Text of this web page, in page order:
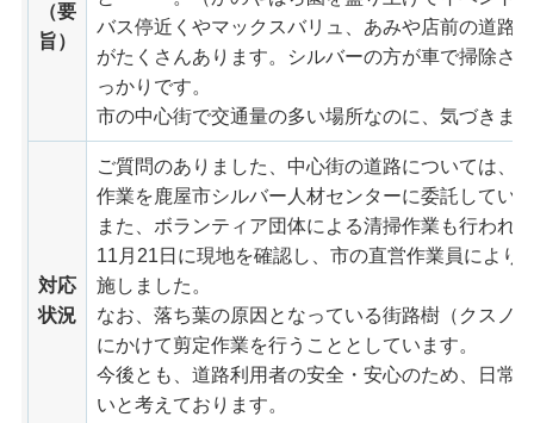
（要
旨）
バス停近くやマックスバリュ、あみや店前の道路
がたくさんあります。シルバーの方が車で掃除さ
っかりです。
市の中心街で交通量の多い場所なのに、気づきま
対応
状況
ご質問のありました、中心街の道路については、
作業を鹿屋市シルバー人材センターに委託してい
また、ボランティア団体による清掃作業も行われ
11月21日に現地を確認し、市の直営作業員により
施しました。
なお、落ち葉の原因となっている街路樹（クスノ
にかけて剪定作業を行うこととしています。
今後とも、道路利用者の安全・安心のため、日常
いと考えております。